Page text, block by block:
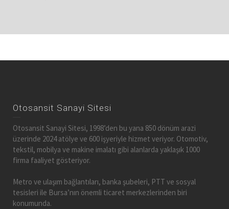
Otosansit Sanayi Sitesi
Otosansit Sanayi Sitesi, 1998’den bu yana 850 dönüm arazi
üzerinde 2024 atölye ve 600 işyeriyle hizmet veriyor. Otomotiv,
tekstil, mobilya ve makine imalatı gibi alanlarda yaklaşık 1000
firma faaliyet gösteriyor.
Metro ve ulaşım bağlantıları, banka şubeleri, PTT ve sosyal
tesisleri ile Bursa’nın önemli ticaret merkezlerinden biri
konumunda.